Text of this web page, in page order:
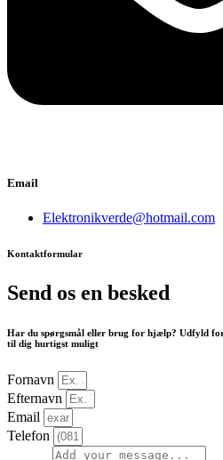
Email
Elektronikverde@hotmail.com
Kontaktformular
Send os en besked
Har du spørgsmål eller brug for hjælp? Udfyld
til dig hurtigst muligt
Fornavn
Efternavn
Email
Telefon